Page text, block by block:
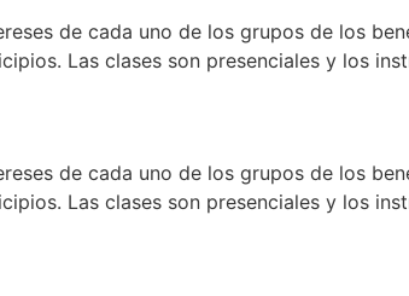
de cada uno de los grupos de los
Las clases son presenciales y los
de cada uno de los grupos de los
Las clases son presenciales y los